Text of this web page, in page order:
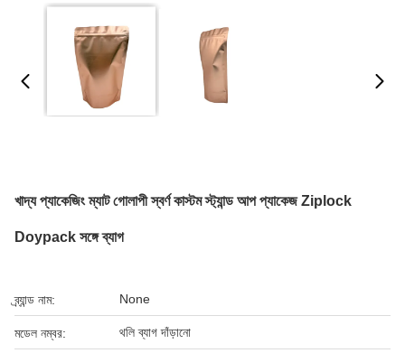
খাদ্য প্যাকেজিং ম্যাট গোলাপী স্বর্ণ কাস্টম স্ট্যান্ড আপ প্যাকেজ Ziplock
Doypack সঙ্গে ব্যাগ
ব্র্যান্ড নাম: None
মডেল নম্বর: থলি ব্যাগ দাঁড়ানো